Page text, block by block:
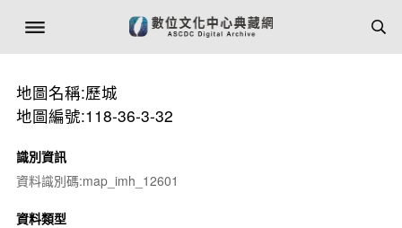
地圖名稱:歷城
地圖編號:118-36-3-32
識別資訊
資料識別碼:map_imh_12601
資料類型